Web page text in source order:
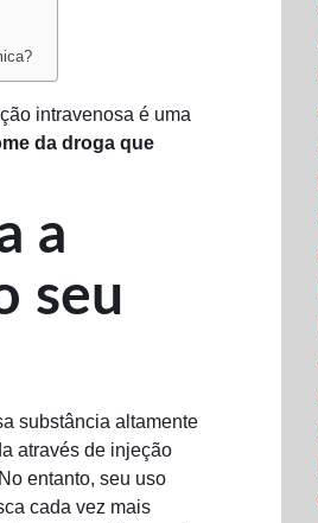
intravenosa é uma
da droga que
a
seu
substância altamente
através de injeção
entanto, seu uso
cada vez mais